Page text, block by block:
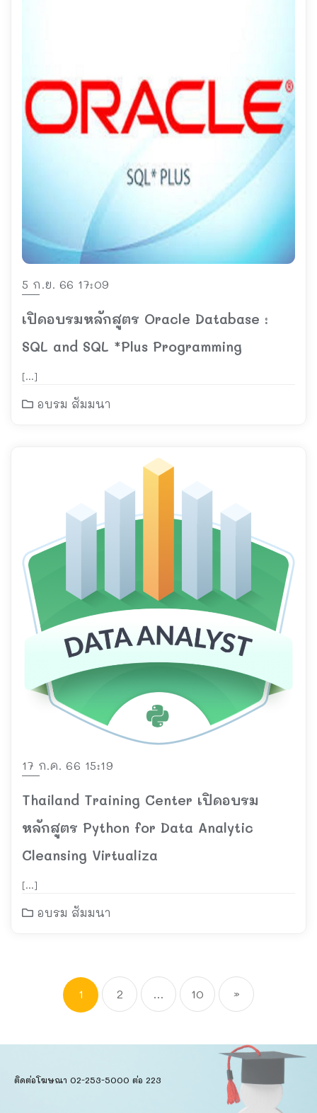
5 ก.ย. 66 17:09
เปิดอบรมหลักสูตร Oracle Database :
SQL and SQL *Plus Programming
[…]
อบรม สัมมนา
17 ก.ค. 66 15:19
Thailand Training Center เปิดอบรม
หลักสูตร Python for Data Analytic
Cleansing Virtualiza
[…]
อบรม สัมมนา
1 2 … 10 »
ติดต่อโฆษณา 02-253-5000​ ต่อ 223